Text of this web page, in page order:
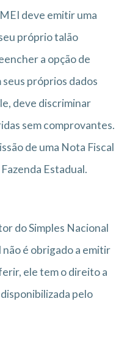
deve emitir uma
próprio talão
a opção de
próprios dados
deve discriminar
sem comprovantes.
de uma Nota Fiscal
Estadual.
do Simples Nacional
é obrigado a emitir
ele tem o direito a
pelo